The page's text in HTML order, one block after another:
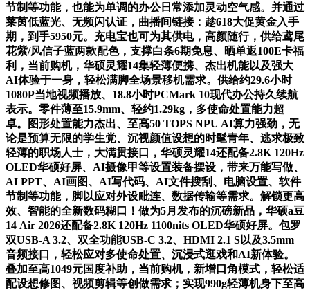
节制等功能，也能为单调的办公日常添加灵动空气感。并通过
莱茵低蓝光、无频闪认证，曲播间链接：趁618大促黄金入手
期，到手5950元。充电宝也可为其供电，高颜随行，供给鸢尾
花紫/风信子蓝两款配色，支撑白条6期免息、晒单返100E卡福
利，当前购机，华硕灵耀14集轻薄便携、杰出机能以及强大
AI体验于一身，轻松满脚全场景移机需求。供给约29.6小时
1080P当地视频播放、18.8小时PCMark 10现代办公持久续航
表示。零件薄至15.9mm、轻约1.29kg，多使命处置能力超
卓。图形处置能力杰出、至高50 TOPS NPU AI算力强劲，无
论是预算无限的学生党、沉视颜值设想的时髦青年、逃求极致
轻薄的职场人士，大满贯接口，华硕灵耀14还配备2.8K 120Hz
OLED华硕好屏、AI摄像甲等设置装备摆设，带来万能写做、
AI PPT、AI画图、AI写代码、AI文件搜刮、电脑设置、软件
节制等功能，脚以应对外设毗连、数据传输等需求。解锁更高
效、智能的全新数码糊口！做为5月发布的沉磅新品，华硕a豆
14 Air 2026还配备2.8K 120Hz 1100nits OLED华硕好屏。包罗
双USB-A 3.2、双全功能USB-C 3.2、HDMI 2.1 S以及3.5mm
音频接口，轻松应对多使命处置、沉浸式逛戏和AI新体验。
叠加至高1049元国度补助，当前购机，新增口角模式，轻松适
配设想修图、视频剪辑等创做需求；实现990g轻薄机身下至高